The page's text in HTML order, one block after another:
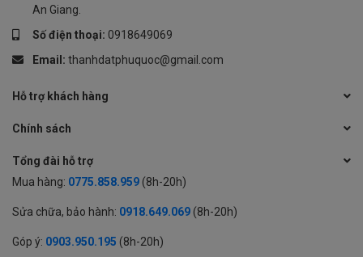
An Giang.
Số điện thoại: 0918649069
Email: thanhdatphuquoc@gmail.com
Hỗ trợ khách hàng
Chính sách
Tổng đài hỗ trợ
Mua hàng: 0775.858.959 (8h-20h)
Sửa chữa, bảo hành: 0918.649.069 (8h-20h)
Góp ý: 0903.950.195 (8h-20h)